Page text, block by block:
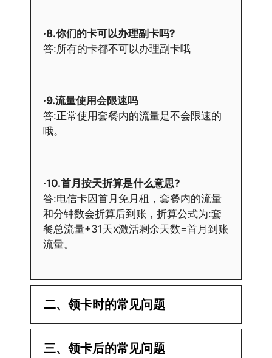
·8.你们的卡可以办理副卡吗?
答:所有的卡都不可以办理副卡哦
·9.流量使用会限速吗
答:正常使用套餐内的流量是不会限速的
哦。
·10.首月按天折算是什么意思?
答:电信卡因首月免月租，套餐内的流量
和分钟数会折算后到账，折算公式为:套
餐总流量+31天x激活剩余天数=首月到账
流量。
二、领卡时的常见问题
·1.已经操作激活了怎么没有网?还不能使
三、领卡后的常见问题